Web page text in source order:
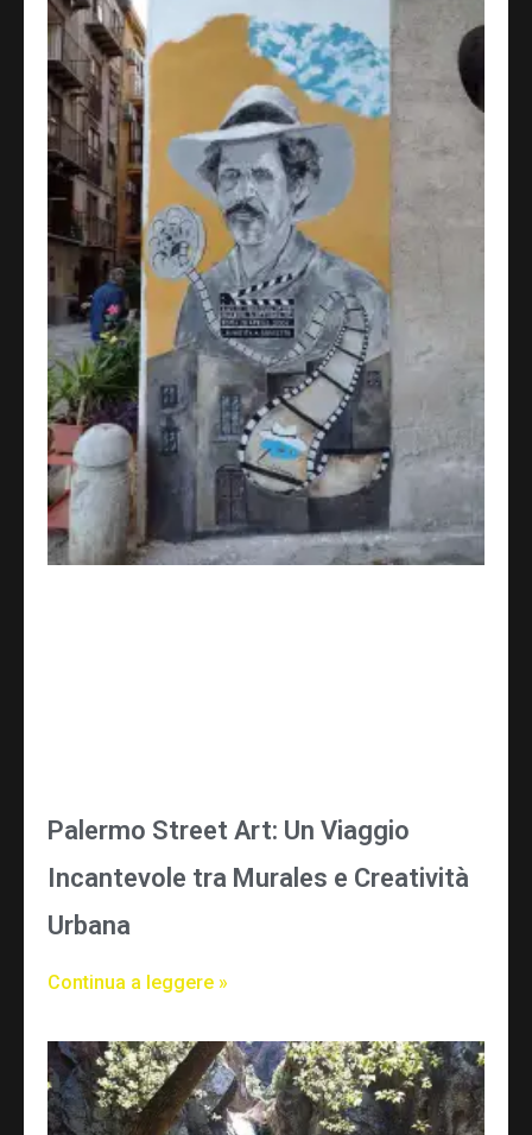
Palermo Street Art: Un Viaggio
Incantevole tra Murales e Creatività
Urbana
Continua a leggere »